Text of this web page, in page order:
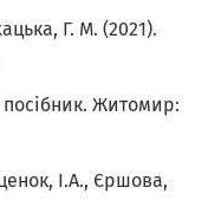
Г. М. (2021).
Житомир:
І.А., Єршова,